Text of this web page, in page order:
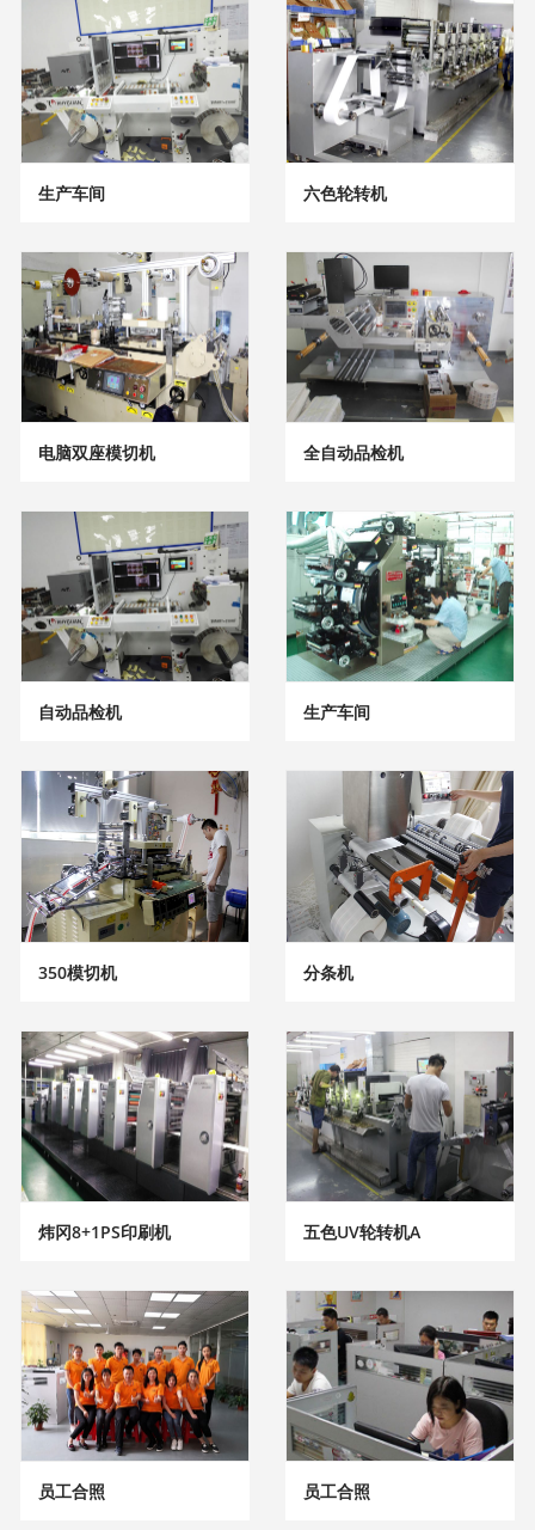
生产车间 六色轮转机
电脑双座模切机 全自动品检机
自动品检机 生产车间
350模切机 分条机
炜冈8+1PS印刷机 五色UV轮转机A
员工合照 员工合照